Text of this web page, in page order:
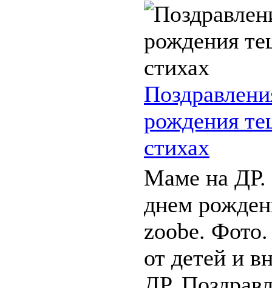
рождения
стихах
Маме на ДР.
днем
zoobe.
от детей и